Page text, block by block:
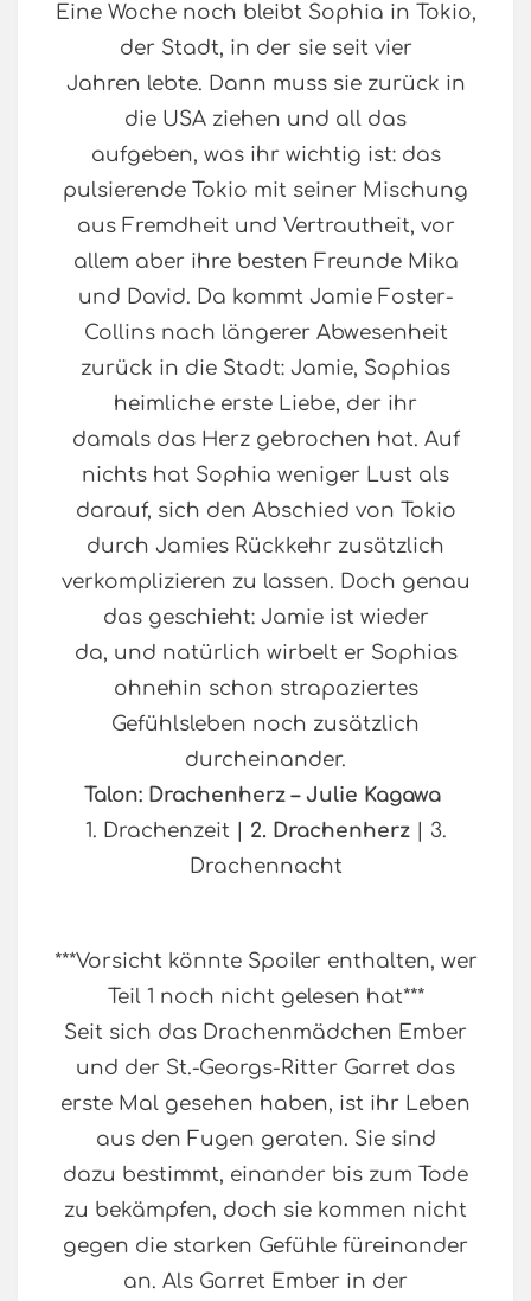
Eine Woche noch bleibt Sophia in Tokio,
der Stadt, in der sie seit vier
Jahren lebte. Dann muss sie zurück in
die USA ziehen und all das
aufgeben, was ihr wichtig ist: das
pulsierende Tokio mit seiner Mischung
aus Fremdheit und Vertrautheit, vor
allem aber ihre besten Freunde Mika
und David. Da kommt Jamie Foster-
Collins nach längerer Abwesenheit
zurück in die Stadt: Jamie, Sophias
heimliche erste Liebe, der ihr
damals das Herz gebrochen hat. Auf
nichts hat Sophia weniger Lust als
darauf, sich den Abschied von Tokio
durch Jamies Rückkehr zusätzlich
verkomplizieren zu lassen. Doch genau
das geschieht: Jamie ist wieder
da, und natürlich wirbelt er Sophias
ohnehin schon strapaziertes
Gefühlsleben noch zusätzlich
durcheinander.
Talon: Drachenherz – Julie Kagawa
1. Drachenzeit | 2. Drachenherz| 3.
Drachennacht
***Vorsicht könnte Spoiler enthalten, wer
Teil 1 noch nicht gelesen hat***
Seit sich das Drachenmädchen Ember
und der St.-Georgs-Ritter Garret das
erste Mal gesehen haben, ist ihr Leben
aus den Fugen geraten. Sie sind
dazu bestimmt, einander bis zum Tode
zu bekämpfen, doch sie kommen nicht
gegen die starken Gefühle füreinander
an. Als Garret Ember in der